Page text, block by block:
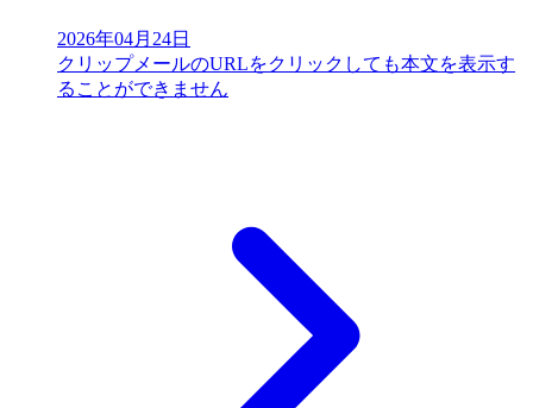
2026年04月24日
クリップメールのURLをクリックしても本文を表示す
ることができません